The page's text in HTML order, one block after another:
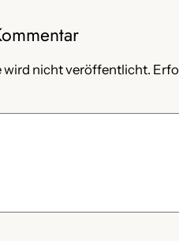
wird nicht veröffentlicht.